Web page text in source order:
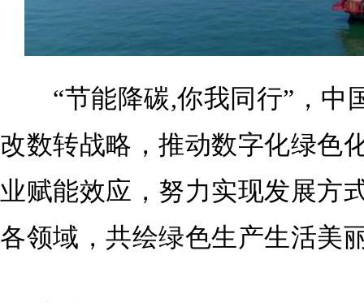
“节能降碳,你我同行”，中
改数转战略，推动数字化绿色
业赋能效应，努力实现发展方
各领域，共绘绿色生产生活美